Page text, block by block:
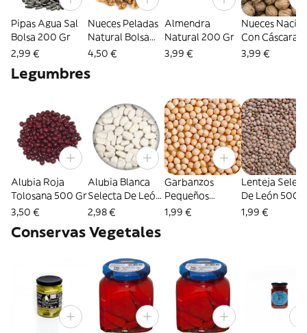
Pipas Agua Sal
Bolsa 200 Gr
2,99 €
Nueces Peladas
Natural Bolsa
200 Gr
4,50 €
Almendra
Natural 200 Gr
3,99 €
Nueces
Con Cáscara
500 Kg
3,99 €
Legumbres
Alubia Roja
Tolosana 500 Gr
3,50 €
Alubia Blanca
Selecta De León
500 Gr
2,98 €
Garbanzos
Pequeños
Selectos De
1,99 €
Lenteja
De León 500
1,99 €
Conservas Vegetales